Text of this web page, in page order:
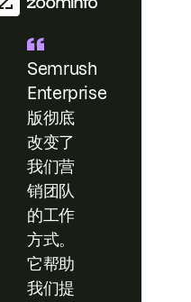
Semrush
Enterprise
版彻底
改变了
我们营
销团队
的工作
方式。
它帮助
我们提